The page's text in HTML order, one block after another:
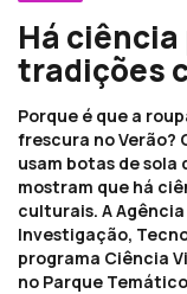
Há
tradições
Porque é que a
frescura no Verão?
usam botas de sola
mostram que há
culturais. A
Investigação,
programa Ciência
no Parque